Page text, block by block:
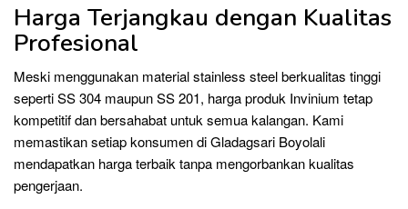
Harga Terjangkau dengan Kualitas
Profesional
Meski menggunakan material stainless steel berkualitas tinggi
seperti SS 304 maupun SS 201, harga produk Invinium tetap
kompetitif dan bersahabat untuk semua kalangan. Kami
memastikan setiap konsumen di Gladagsari Boyolali
mendapatkan harga terbaik tanpa mengorbankan kualitas
pengerjaan.